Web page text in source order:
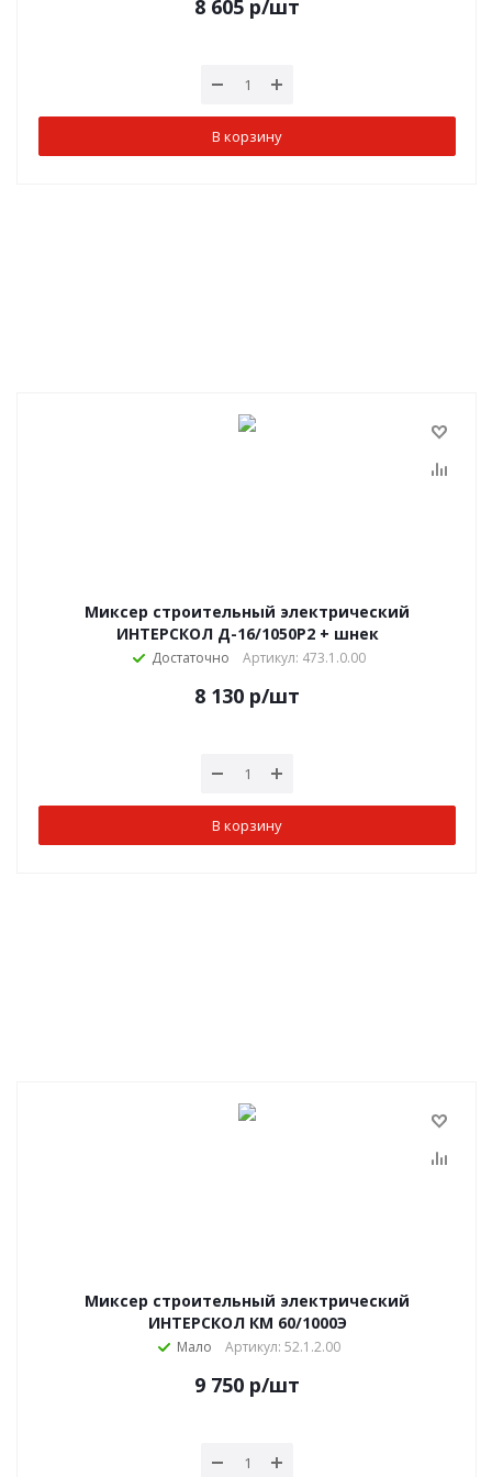
8 605 р/шт
В корзину
Миксер строительный электрический
ИНТЕРСКОЛ Д-16/1050Р2 + шнек
Достаточно Артикул: 473.1.0.00
8 130 р/шт
В корзину
Миксер строительный электрический
ИНТЕРСКОЛ КМ 60/1000Э
Мало Артикул: 52.1.2.00
9 750 р/шт